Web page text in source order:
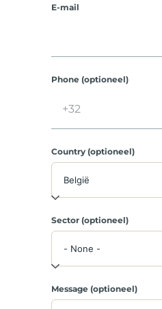
E-mail
Phone (optioneel)
Country (optioneel)
Sector (optioneel)
Message (optioneel)